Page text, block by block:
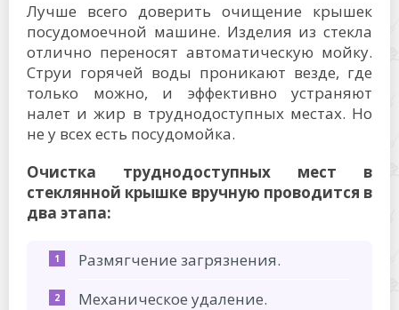
Лучше всего доверить очищение крышек
посудомоечной машине. Изделия из стекла
отлично переносят автоматическую мойку.
Струи горячей воды проникают везде, где
только можно, и эффективно устраняют
налет и жир в труднодоступных местах. Но
не у всех есть посудомойка.
Очистка труднодоступных мест в
стеклянной крышке вручную проводится в
два этапа:
Размягчение загрязнения.
Механическое удаление.